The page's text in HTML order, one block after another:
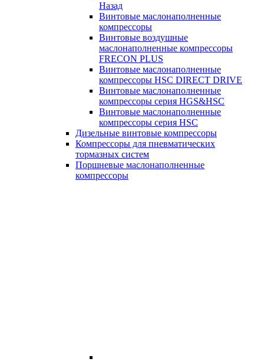
Назад
Винтовые маслонаполненные
компрессоры
Винтовые воздушные
маслонаполненные компрессоры
FRECON PLUS
Винтовые маслонаполненные
компрессоры HSC DIRECT DRIVE
Винтовые маслонаполненные
компрессоры серия HGS&HSC
Винтовые маслонаполненные
компрессоры серия HSC
Дизельные винтовые компрессоры
Компрессоры для пневматических
тормазных систем
Поршневые маслонаполненные
компрессоры